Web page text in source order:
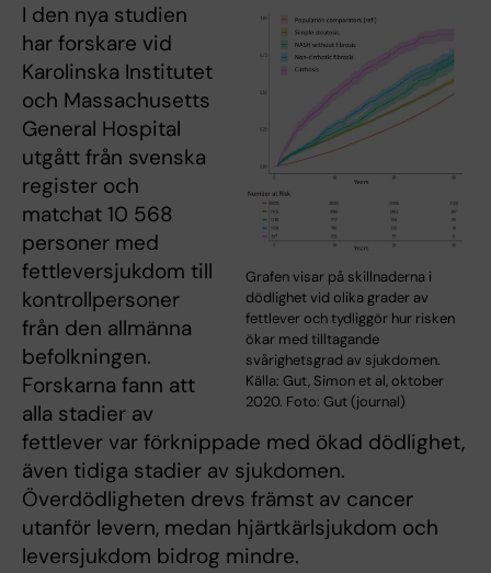
Grafen visar på skillnaderna i
dödlighet vid olika grader av
fettlever och tydliggör hur risken
ökar med tilltagande
svårighetsgrad av sjukdomen.
Källa: Gut, Simon et al, oktober
2020. Foto: Gut (journal)
I den nya studien
har forskare vid
Karolinska Institutet
och Massachusetts
General Hospital
utgått från svenska
register och
matchat 10 568
personer med
fettleversjukdom till
kontrollpersoner
från den allmänna
befolkningen.
Forskarna fann att
alla stadier av
fettlever var förknippade med ökad dödlighet,
även tidiga stadier av sjukdomen.
Överdödligheten drevs främst av cancer
utanför levern, medan hjärtkärlsjukdom och
leversjukdom bidrog mindre.